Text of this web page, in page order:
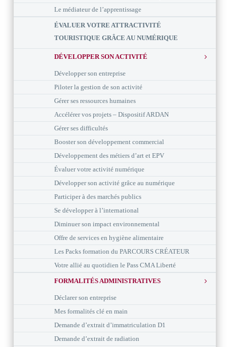
Le médiateur de l’apprentissage
ÉVALUER VOTRE ATTRACTIVITÉ
TOURISTIQUE GRÂCE AU NUMÉRIQUE
DÉVELOPPER SON ACTIVITÉ
Développer son entreprise
Piloter la gestion de son activité
Gérer ses ressources humaines
Accélérer vos projets – Dispositif ARDAN
Gérer ses difficultés
Booster son développement commercial
Développement des métiers d’art et EPV
Évaluer votre activité numérique
Développer son activité grâce au numérique
Participer à des marchés publics
Se développer à l’international
Diminuer son impact environnemental
Offre de services en hygiène alimentaire
Les Packs formation du PARCOURS CRÉATEUR
Votre allié au quotidien le Pass CMA Liberté
FORMALITÉS ADMINISTRATIVES
Déclarer son entreprise
Mes formalités clé en main
Demande d’extrait d’immatriculation D1
Demande d’extrait de radiation